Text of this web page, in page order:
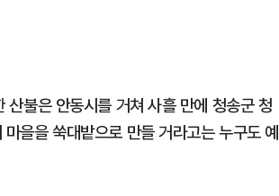
불은 안동시를 거쳐 사흘 만에 청송군 청
을을 쑥대밭으로 만들 거라고는 누구도 예